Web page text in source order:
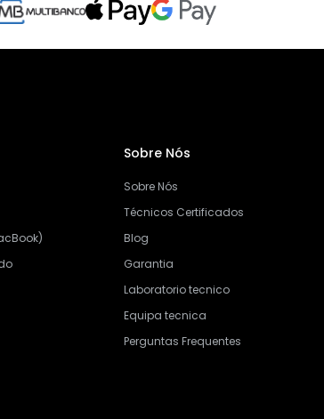
Sobre Nós
Sobre Nós
Técnicos Certificados
Blog
Garantia
Laboratorio tecnico
Equipa tecnica
Perguntas Frequentes